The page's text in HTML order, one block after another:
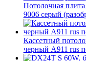
Потолочная
9006 серый
Кассетный
черный А911 rus